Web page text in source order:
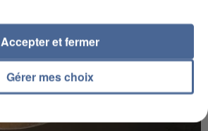
Gérer mes choix
Accepter et fermer